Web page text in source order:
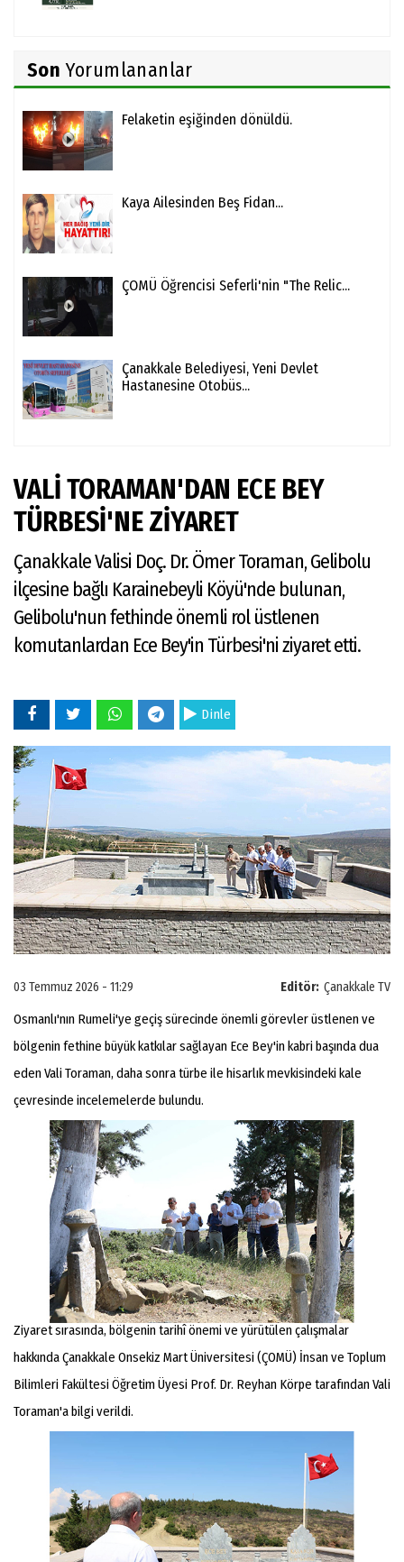
Son Yorumlananlar
Felaketin eşiğinden dönüldü.
Kaya Ailesinden Beş Fidan...
ÇOMÜ Öğrencisi Seferli'nin "The Relic...
Çanakkale Belediyesi, Yeni Devlet
Hastanesine Otobüs...
VALİ TORAMAN'DAN ECE BEY
TÜRBESİ'NE ZİYARET
Çanakkale Valisi Doç. Dr. Ömer Toraman, Gelibolu
ilçesine bağlı Karainebeyli Köyü'nde bulunan,
Gelibolu'nun fethinde önemli rol üstlenen
komutanlardan Ece Bey'in Türbesi'ni ziyaret etti.
Dinle
Editör: Çanakkale TV
03 Temmuz 2026 - 11:29
Osmanlı'nın Rumeli'ye geçiş sürecinde önemli görevler üstlenen ve
bölgenin fethine büyük katkılar sağlayan Ece Bey'in kabri başında dua
eden Vali Toraman, daha sonra türbe ile hisarlık mevkisindeki kale
çevresinde incelemelerde bulundu.
Ziyaret sırasında, bölgenin tarihî önemi ve yürütülen çalışmalar
hakkında Çanakkale Onsekiz Mart Üniversitesi (ÇOMÜ) İnsan ve Toplum
Bilimleri Fakültesi Öğretim Üyesi Prof. Dr. Reyhan Körpe tarafından Vali
Toraman'a bilgi verildi.